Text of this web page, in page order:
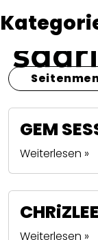
GEM
Weiterlesen »
CHRiZLEE
Weiterlesen »